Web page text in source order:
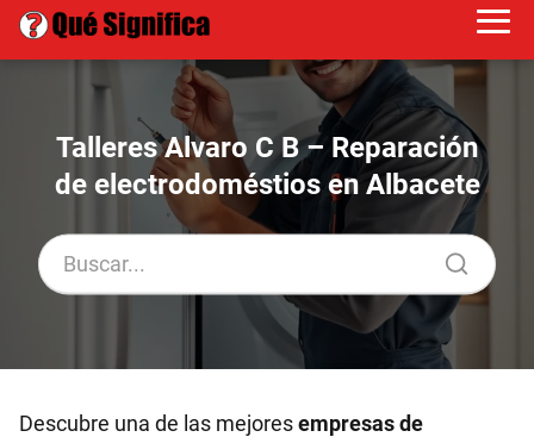
Talleres Alvaro C B – Reparación
de electrodoméstios en Albacete
Descubre una de las mejoresempresas de